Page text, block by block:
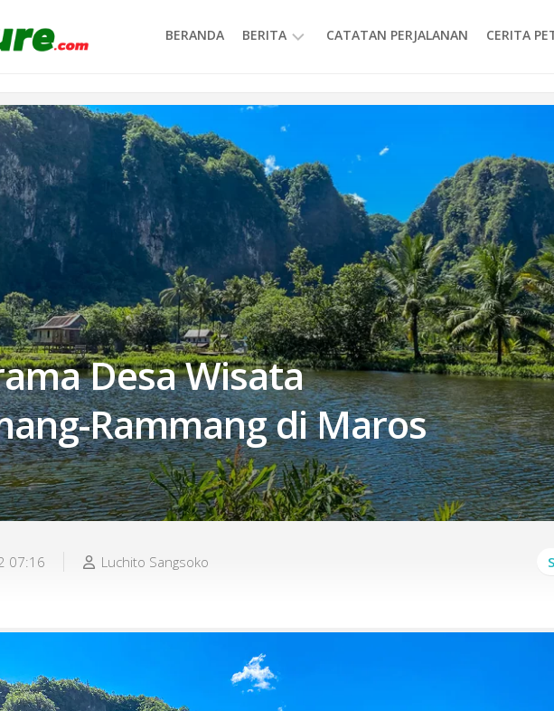
BERANDA BERITA CATATAN PERJALANAN CERITA
Desa Wisata
Rammang di Maros
07:16 Luchito Sangsoko